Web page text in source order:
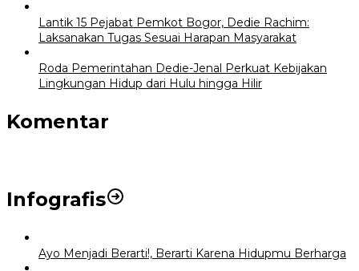
Lantik 15 Pejabat Pemkot Bogor, Dedie Rachim:
Laksanakan Tugas Sesuai Harapan Masyarakat
Roda Pemerintahan Dedie-Jenal Perkuat Kebijakan
Lingkungan Hidup dari Hulu hingga Hilir
Komentar
Infografis
Ayo Menjadi Berarti!, Berarti Karena Hidupmu Berharga